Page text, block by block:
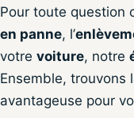
Pour toute question
en panne, l’
votre voiture, notre
Ensemble, trouvons
avantageuse pour